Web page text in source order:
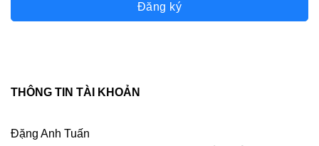
Đăng ký
THÔNG TIN TÀI KHOẢN
Đặng Anh Tuấn